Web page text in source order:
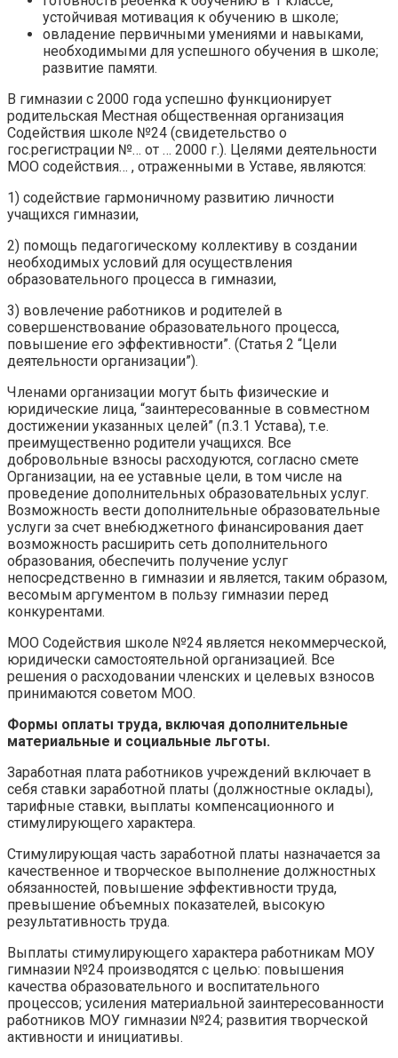
устойчивая мотивация к обучению в школе;
овладение первичными умениями и навыками,
необходимыми для успешного обучения в школе;
развитие памяти.
В гимназии с 2000 года успешно функционирует
родительская Местная общественная организация
Содействия школе №24 (свидетельство о
гос.регистрации №… от … 2000 г.). Целями деятельности
МОО содействия… , отраженными в Уставе, являются:
1) содействие гармоничному развитию личности
учащихся гимназии,
2) помощь педагогическому коллективу в создании
необходимых условий для осуществления
образовательного процесса в гимназии,
3) вовлечение работников и родителей в
совершенствование образовательного процесса,
повышение его эффективности”. (Статья 2 “Цели
деятельности организации”).
Членами организации могут быть физические и
юридические лица, “заинтересованные в совместном
достижении указанных целей” (п.3.1 Устава), т.е.
преимущественно родители учащихся. Все
добровольные взносы расходуются, согласно смете
Организации, на ее уставные цели, в том числе на
проведение дополнительных образовательных услуг.
Возможность вести дополнительные образовательные
услуги за счет внебюджетного финансирования дает
возможность расширить сеть дополнительного
образования, обеспечить получение услуг
непосредственно в гимназии и является, таким образом,
весомым аргументом в пользу гимназии перед
конкурентами.
МОО Содействия школе №24 является некоммерческой,
юридически самостоятельной организацией. Все
решения о расходовании членских и целевых взносов
принимаются советом МОО.
Формы оплаты труда, включая дополнительные
материальные и социальные льготы.
Заработная плата работников учреждений включает в
себя ставки заработной платы (должностные оклады),
тарифные ставки, выплаты компенсационного и
стимулирующего характера.
Стимулирующая часть заработной платы назначается за
качественное и творческое выполнение должностных
обязанностей, повышение эффективности труда,
превышение объемных показателей, высокую
результативность труда.
Выплаты стимулирующего характера работникам МОУ
гимназии №24 производятся с целью: повышения
качества образовательного и воспитательного
процессов; усиления материальной заинтересованности
работников МОУ гимназии №24; развития творческой
активности и инициативы.